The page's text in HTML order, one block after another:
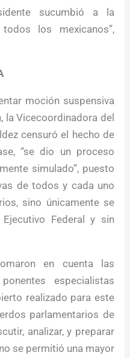
sucumbió a la
los mexicanos”,
moción suspensiva
la Vicecoordinadora del
censuró el hecho de
“se dio un proceso
simulado”, puesto
de todos y cada uno
sino únicamente se
Federal y sin
en cuenta las
especialistas
realizado para este
parlamentarios de
analizar, y preparar
se permitió una mayor